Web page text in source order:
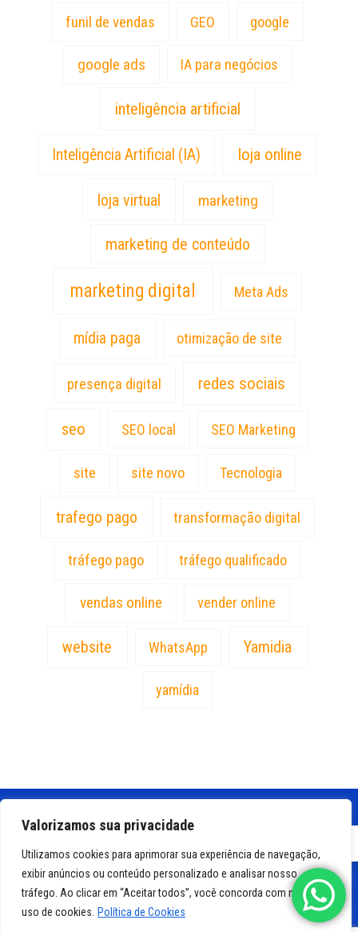
Valorizamos sua privacidade
Utilizamos cookies para aprimorar sua experiência de navegação,
exibir anúncios ou conteúdo personalizado e analisar nosso
tráfego. Ao clicar em “Aceitar todos”, você concorda com nosso
uso de cookies.
Política de Cookies
funil de vendas GEO google
google ads IA para negócios
inteligência artificial
Inteligência Artificial (IA) loja online
loja virtual marketing
marketing de conteúdo
marketing digital Meta Ads
mídia paga otimização de site
presença digital redes sociais
seo SEO local SEO Marketing
site site novo Tecnologia
trafego pago transformação digital
tráfego pago tráfego qualificado
vendas online vender online
website WhatsApp Yamidia
yamídia